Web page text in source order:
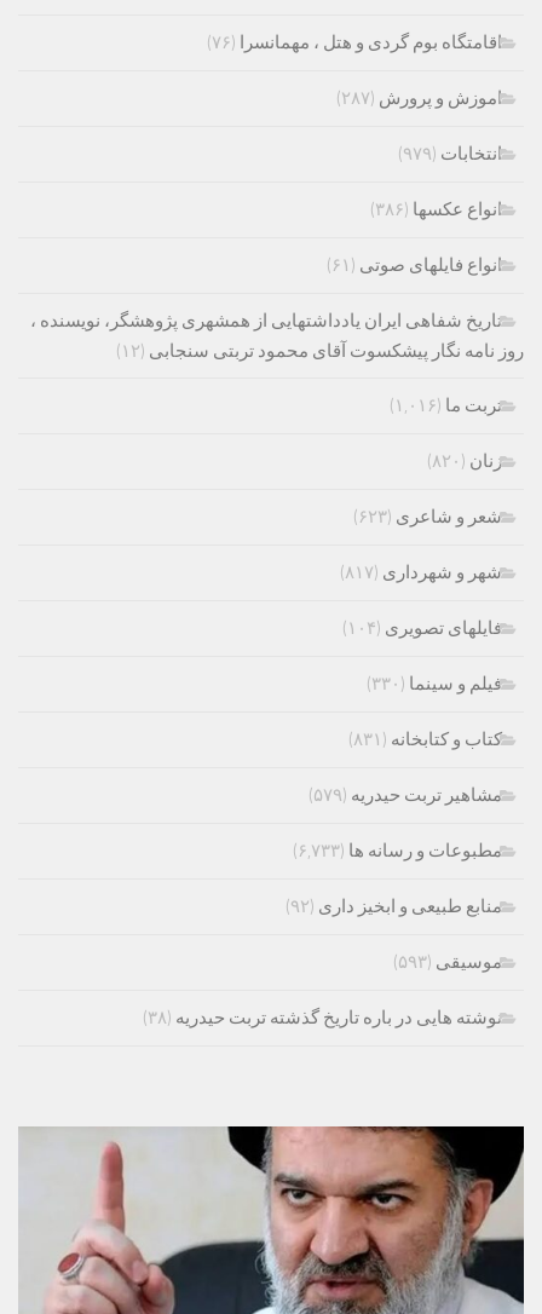
اقامتگاه بوم گردی و هتل ، مهمانسرا (۷۶)
اموزش و پرورش (۲۸۷)
انتخابات (۹۷۹)
انواع عکسها (۳۸۶)
انواع فایلهای صوتی (۶۱)
تاریخ شفاهی ایران یادداشتهایی از همشهری پژوهشگر، نویسنده ،
روز نامه نگار پیشکسوت آقای محمود تربتی سنجابی (۱۲)
تربت ما (۱,۰۱۶)
زنان (۸۲۰)
شعر و شاعری (۶۲۳)
شهر و شهرداری (۸۱۷)
فایلهای تصویری (۱۰۴)
فیلم و سینما (۳۳۰)
کتاب و کتابخانه (۸۳۱)
مشاهیر تربت حیدریه (۵۷۹)
مطبوعات و رسانه ها (۶,۷۳۳)
منابع طبیعی و ابخیز داری (۹۲)
موسیقی (۵۹۳)
نوشته هایی در باره تاریخ گذشته تربت حیدریه (۳۸)